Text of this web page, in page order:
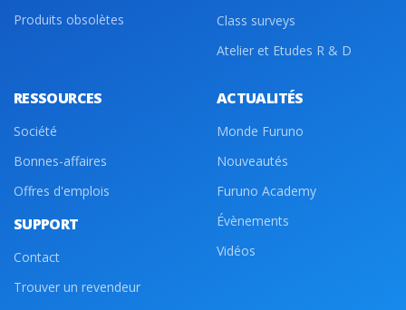
Produits obsolètes
Class surveys
Atelier et Etudes R & D
RESSOURCES
Société
Bonnes-affaires
Offres d'emplois
SUPPORT
Contact
Trouver un revendeur
ACTUALITÉS
Monde Furuno
Nouveautés
Furuno Academy
Évènements
Vidéos